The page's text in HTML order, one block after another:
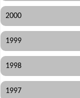
2000
1999
1998
1997